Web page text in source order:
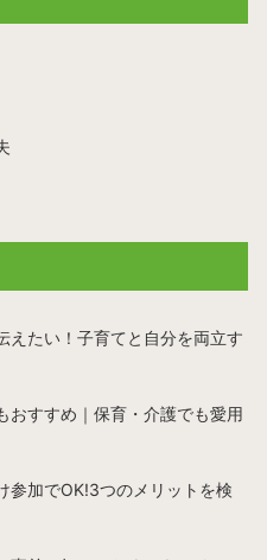
えたい！子育てと自分を両立す
おすすめ｜保育・介護でも愛用
参加でOK!3つのメリットを検